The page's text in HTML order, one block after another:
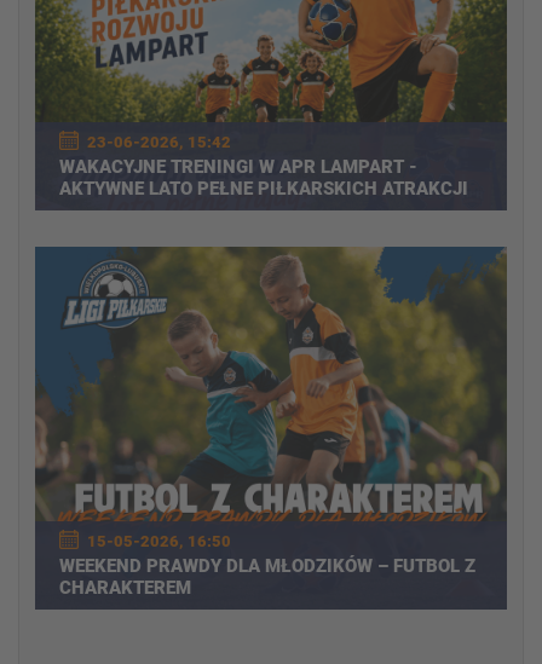
23-06-2026, 15:42
WAKACYJNE TRENINGI W APR LAMPART -
AKTYWNE LATO PEŁNE PIŁKARSKICH ATRAKCJI
15-05-2026, 16:50
WEEKEND PRAWDY DLA MŁODZIKÓW – FUTBOL Z
CHARAKTEREM